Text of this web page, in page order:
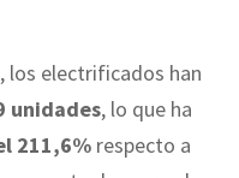
los electrificados han
unidades, lo que ha
211,6% respecto a